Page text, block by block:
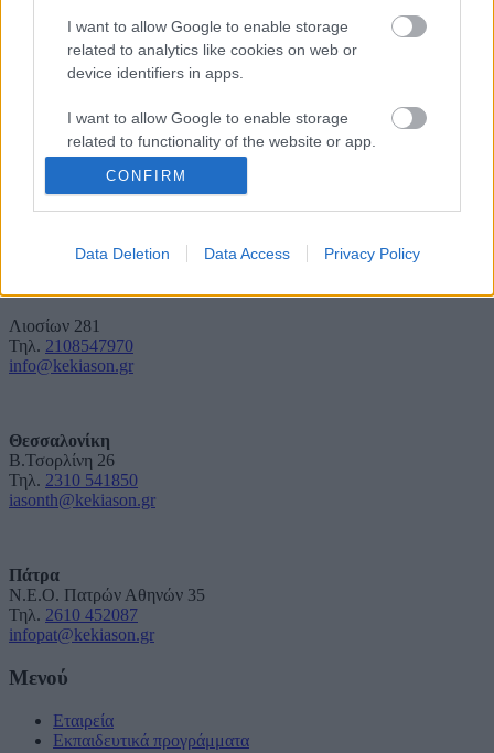
I want to allow Google to enable storage
related to analytics like cookies on web or
device identifiers in apps.
I want to allow Google to enable storage
related to functionality of the website or app.
I want to allow Google to enable storage
related to personalization.
I want to allow Google to enable storage
functionality and fraud prevention, and other
user protection.
CONFIRM
Data Deletion Data Access Privacy Policy
Λεωφ. Πειραιώς 112
info@primus.com.gr
Λιοσίων 281
Τηλ. 2108547970
info@kekiason.gr
Θεσσαλονίκη
Β.Τσορλίνη 26
Τηλ. 2310 541850
iasonth@kekiason.gr
Πάτρα
Ν.Ε.Ο. Πατρών Αθηνών 35
Τηλ. 2610 452087
infopat@kekiason.gr
Μενού
Εταιρεία
Εκπαιδευτικά προγράμματα